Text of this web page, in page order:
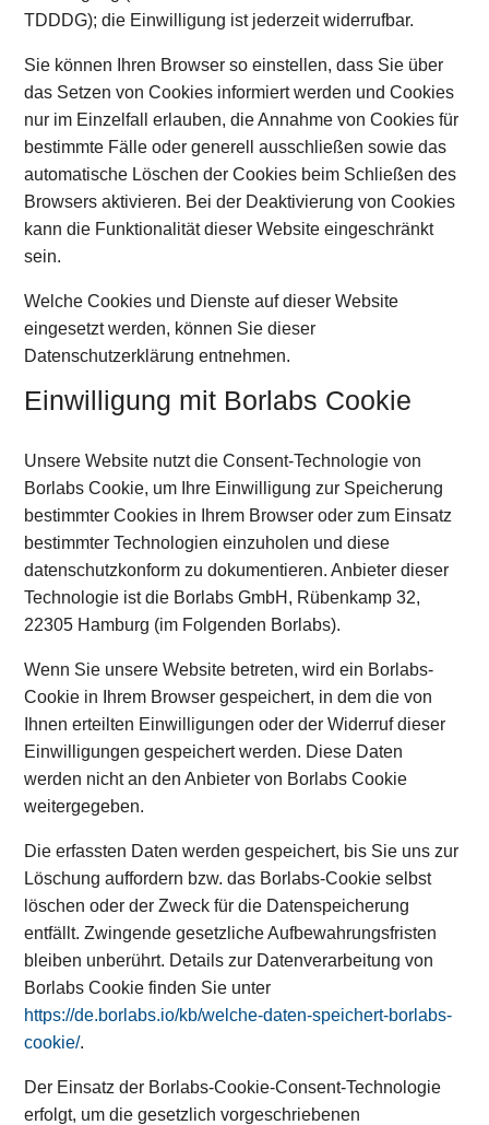
TDDDG); die Einwilligung ist jederzeit widerrufbar.
Sie können Ihren Browser so einstellen, dass Sie über
das Setzen von Cookies informiert werden und Cookies
nur im Einzelfall erlauben, die Annahme von Cookies für
bestimmte Fälle oder generell ausschließen sowie das
automatische Löschen der Cookies beim Schließen des
Browsers aktivieren. Bei der Deaktivierung von Cookies
kann die Funktionalität dieser Website eingeschränkt
sein.
Welche Cookies und Dienste auf dieser Website
eingesetzt werden, können Sie dieser
Datenschutzerklärung entnehmen.
Einwilligung mit Borlabs Cookie
Unsere Website nutzt die Consent-Technologie von
Borlabs Cookie, um Ihre Einwilligung zur Speicherung
bestimmter Cookies in Ihrem Browser oder zum Einsatz
bestimmter Technologien einzuholen und diese
datenschutzkonform zu dokumentieren. Anbieter dieser
Technologie ist die Borlabs GmbH, Rübenkamp 32,
22305 Hamburg (im Folgenden Borlabs).
Wenn Sie unsere Website betreten, wird ein Borlabs-
Cookie in Ihrem Browser gespeichert, in dem die von
Ihnen erteilten Einwilligungen oder der Widerruf dieser
Einwilligungen gespeichert werden. Diese Daten
werden nicht an den Anbieter von Borlabs Cookie
weitergegeben.
Die erfassten Daten werden gespeichert, bis Sie uns zur
Löschung auffordern bzw. das Borlabs-Cookie selbst
löschen oder der Zweck für die Datenspeicherung
entfällt. Zwingende gesetzliche Aufbewahrungsfristen
bleiben unberührt. Details zur Datenverarbeitung von
Borlabs Cookie finden Sie unter
https://de.borlabs.io/kb/welche-daten-speichert-borlabs-
cookie/.
Der Einsatz der Borlabs-Cookie-Consent-Technologie
erfolgt, um die gesetzlich vorgeschriebenen